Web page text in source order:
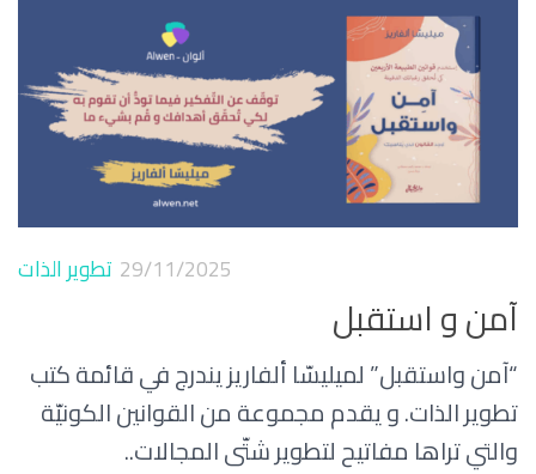
تطوير الذات 29/11/2025
آمن و استقبل
“آمن واستقبل” لميليسّا ألفاريز يندرج في قائمة كتب
تطوير الذات. و يقدم مجموعة من القوانين الكونيّة
والتي تراها مفاتيح لتطوير شتّى المجالات..